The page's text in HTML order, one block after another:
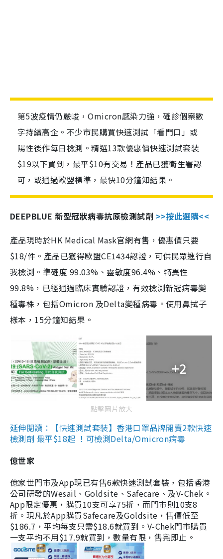
第5波疫情仍嚴峻，Omicron感染力強，確診個案數
字持續高企。不少市民購買快速測試「看門口」或
陽性後作每日檢測。精選13款優惠價快速測試套裝
$19以下買到，最平$10有交易！產品已獲衛生署認
可，或通過歐盟標準，最快10分鐘知結果。
DEEPBLUE 新型冠狀病毒抗原檢測試劑 >>按此選購<<
產品現時於HK Medical Mask官網有售，優惠價只要
$18/件。產品已獲得歐盟CE1434認證，可供民眾進行自
我檢測。準確度 99.03%、靈敏度96.4%、特異性
99.8%，已經通過臨床實驗認證，有效檢測新冠病毒變
種毒株，包括Omicron 及Delta變種病毒。使用鼻拭子
樣本，15分鐘知結果。
+2
點擊圖片放大
延伸閱讀：【快速測試套裝】香港口罩品牌開賣2款快速
檢測劑 最平$18起 ！可檢測Delta/Omicron病毒
億世家
億家世門市及App現已有售6款快速測試套裝，包括香港
公司研發的Wesail、Goldsite、Safecare、及V-Chek。
App限定優惠，購買10支可享75折，而門市則10支8
折。現凡於App購買Safecare及Goldsite，售價低至
$186.7，平均每支只需$18.6就買到。V-Chek門市購買
一支平均不用$17.9就買到，數量有限，售完即止。